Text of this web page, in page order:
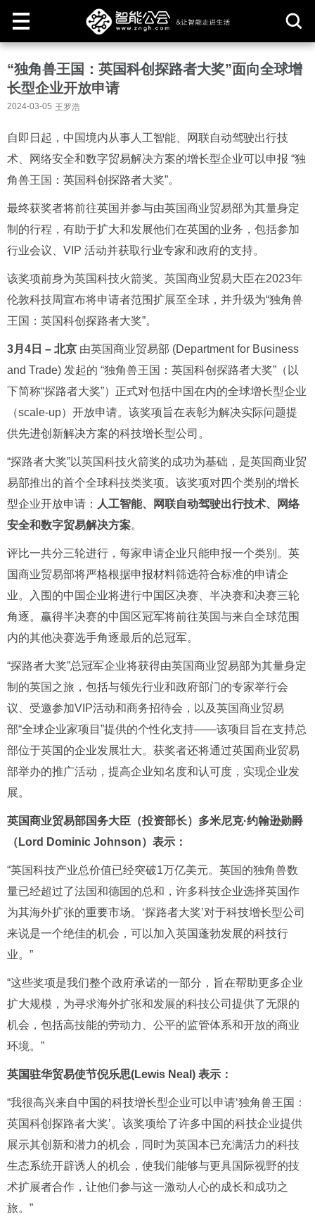
取
“独角兽王国：英国科创探路者大奖”面向全球增
长型企业开放申请
2024-03-05 王罗浩
自即日起，中国境内从事人工智能、网联自动驾驶出行技
术、网络安全和数字贸易解决方案的增长型企业可以申报 “独
角兽王国：英国科创探路者大奖”。
最终获奖者将前往英国并参与由英国商业贸易部为其量身定
制的行程，有助于扩大和发展他们在英国的业务，包括参加
行业会议、VIP 活动并获取行业专家和政府的支持。
该奖项前身为英国科技火箭奖。英国商业贸易大臣在2023年
伦敦科技周宣布将申请者范围扩展至全球，并升级为“独角兽
王国：英国科创探路者大奖”。
3月 4 日 – 北京 由英国商业贸易部 (Department for Business
and Trade) 发起的 “独角兽王国：英国科创探路者大奖”（以
下简称“探路者大奖”）正式对包括中国在内的全球增长型企业
（scale-up）开放申请。该奖项旨在表彰为解决实际问题提
供先进创新解决方案的科技增长型公司。
“探路者大奖”以英国科技火箭奖的成功为基础，是英国商业贸
易部推出的首个全球科技类奖项。该奖项对四个类别的增长
型企业开放申请： 人工智能、 网联自动驾驶出行技术、网络
安全和数字贸易解决方案。
评比一共分三轮进行，每家申请企业只能申报一个类别。英
国商业贸易部将严格根据申报材料筛选符合标准的申请企
业。入围的中国企业将进行中国区决赛、半决赛和决赛三轮
角逐。赢得半决赛的中国区冠军将前往英国与来自全球范围
内的其他决赛选手角逐最后的总冠军。
“探路者大奖”总冠军企业将获得由英国商业贸易部为其量身定
制的英国之旅，包括与领先行业和政府部门的专家举行会
议、受邀参加VIP活动和商务招待会，以及英国商业贸易
部“全球企业家项目”提供的个性化支持——该项目旨在支持总
部位于英国的企业发展壮大。获奖者还将通过英国商业贸易
部举办的推广活动，提高企业知名度和认可度，实现企业发
展。
英国商业贸易部国务大臣（投资部长）多米尼克·约翰逊勋爵
（ Lord Dominic Johnson） 表示 ：
“英国科技产业总价值已经突破1万亿美元。英国的独角兽数
量已经超过了法国和德国的总和，许多科技企业选择英国作
为其海外扩张的重要市场。‘探路者大奖’对于科技增长型公司
来说是一个绝佳的机会，可以加入英国蓬勃发展的科技行
业。”
“这些奖项是我们整个政府承诺的一部分，旨在帮助更多企业
扩大规模，为寻求海外扩张和发展的科技公司提供了无限的
机会，包括高技能的劳动力、公平的监管体系和开放的商业
环境。”
英国驻华贸易使节倪乐思(Lewis Neal) 表示：
“我很高兴来自中国的科技增长型企业可以申请‘独角兽王国：
英国科创探路者大奖’。该奖项给了许多中国的科技企业提供
展示其创新和潜力的机会，同时为英国本已充满活力的科技
生态系统开辟诱人的机会，使我们能够与更具国际视野的技
术扩展者合作，让他们参与这一激动人心的成长和成功之
旅。”